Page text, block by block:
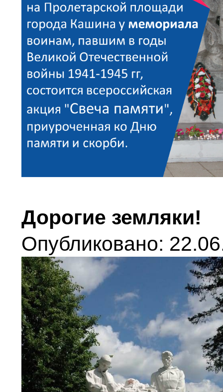
Дорогие земляки!
Опубликовано: